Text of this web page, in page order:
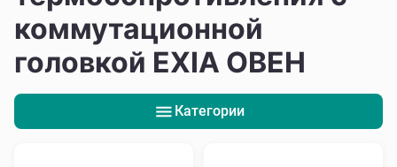
коммутационной
головкой EXIA ОВЕН
Категории